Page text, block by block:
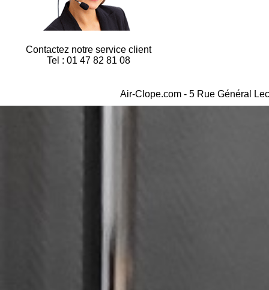
Contactez notre service client
Tel : 01 47 82 81 08
Air-Clope.com - 5 Rue Général